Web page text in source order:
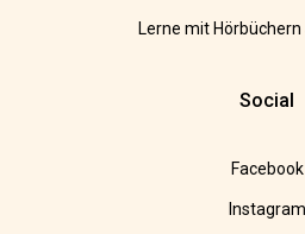
Lerne mit
Social
Facebook
Instagram